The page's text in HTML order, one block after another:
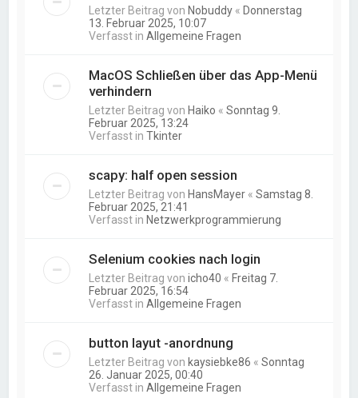
Letzter Beitrag von Nobuddy « Donnerstag
13. Februar 2025, 10:07
Verfasst inAllgemeine Fragen
MacOS Schließen über das App-Menü
verhindern
Letzter Beitrag von Haiko «Sonntag 9.
Februar 2025, 13:24
Verfasst inTkinter
scapy: half open session
Letzter Beitrag von HansMayer «Samstag 8.
Februar 2025, 21:41
Verfasst in Netzwerkprogrammierung
Selenium cookies nach login
Letzter Beitrag vonicho40 « Freitag 7.
Februar 2025, 16:54
Verfasst inAllgemeine Fragen
button layut -anordnung
Letzter Beitrag von kaysiebke86 «Sonntag
26. Januar 2025, 00:40
Verfasst inAllgemeine Fragen